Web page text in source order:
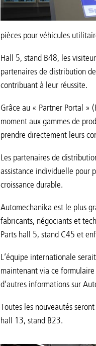
pièces pour véhicules
Hall 5, stand B48, les
partenaires de distribution
contribuant à leur réussite.
Grâce au « Partner Portal »
moment aux gammes de
prendre directement leurs
Les partenaires de
assistance individuelle pour
croissance durable.
Automechanika est le plus
fabricants, négociants et
Parts hall 5, stand C45 et
L’équipe internationale
maintenant via ce
d’autres informations sur
Toutes les nouveautés
hall 13, stand B23.